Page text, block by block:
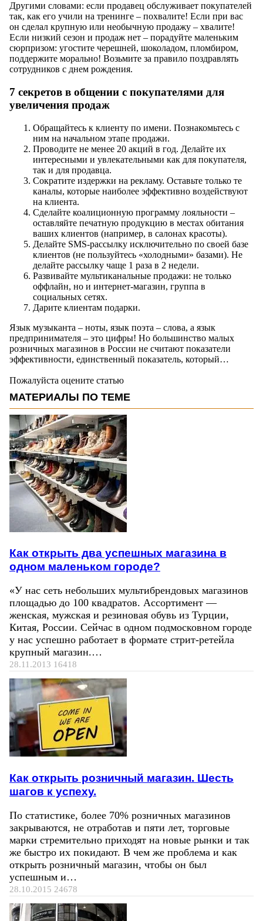
Другими словами: если продавец обслуживает покупателей
так, как его учили на тренинге – похвалите! Если при вас
он сделал крупную или необычную продажу – хвалите!
Если низкий сезон и продаж нет – порадуйте маленьким
сюрпризом: угостите черешней, шоколадом, пломбиром,
поддержите морально! Возьмите за правило поздравлять
сотрудников с днем рождения.
7 секретов в общении с покупателями для
увеличения продаж
Обращайтесь к клиенту по имени. Познакомьтесь с
ним на начальном этапе продажи.
Проводите не менее 20 акций в год. Делайте их
интересными и увлекательными как для покупателя,
так и для продавца.
Сократите издержки на рекламу. Оставьте только те
каналы, которые наиболее эффективно воздействуют
на клиента.
Сделайте коалиционную программу лояльности –
оставляйте печатную продукцию в местах обитания
ваших клиентов (например, в салонах красоты).
Делайте SMS-рассылку исключительно по своей базе
клиентов (не пользуйтесь «холодными» базами). Не
делайте рассылку чаще 1 раза в 2 недели.
Развивайте мультиканальные продажи: не только
оффлайн, но и интернет-магазин, группа в
социальных сетях.
Дарите клиентам подарки.
Язык музыканта – ноты, язык поэта – слова, а язык
предпринимателя – это цифры! Но большинство малых
розничных магазинов в России не считают показатели
эффективности, единственный показатель, который…
Пожалуйста оцените статью
МАТЕРИАЛЫ ПО ТЕМЕ
Как открыть два успешных магазина в
одном маленьком городе?
«У нас сеть небольших мультибрендовых магазинов
площадью до 100 квадратов. Ассортимент —
женская, мужская и резиновая обувь из Турции,
Китая, России. Сейчас в одном подмосковном городе
у нас успешно работает в формате стрит-ретейла
крупный магазин.…
28.11.2013 16418
Как открыть розничный магазин. Шесть
шагов к успеху.
По статистике, более 70% розничных магазинов
закрываются, не отработав и пяти лет, торговые
марки стремительно приходят на новые рынки и так
же быстро их покидают. В чем же проблема и как
открыть розничный магазин, чтобы он был
успешным и…
28.10.2015 24678